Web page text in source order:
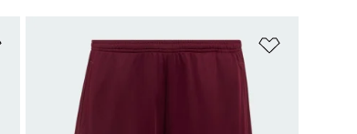
Ajouter à la Liste de produits favoris